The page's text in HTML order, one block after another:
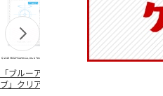
「ブルーアーカイ
ブ」クリアファイル